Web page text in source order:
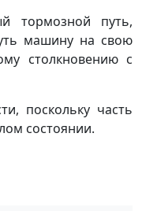
тормозной путь,
машину на свою
столкновению с
поскольку часть
состоянии.